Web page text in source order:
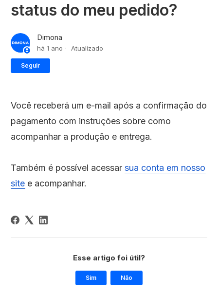
status do meu pedido?
Dimona
há 1 ano Atualizado
Seguir
Você receberá um e-mail após a confirmação do
pagamento com instruções sobre como
acompanhar a produção e entrega.
Também é possível acessarsua conta em nosso
site e acompanhar.
Esse artigo foi útil?
Sim Não